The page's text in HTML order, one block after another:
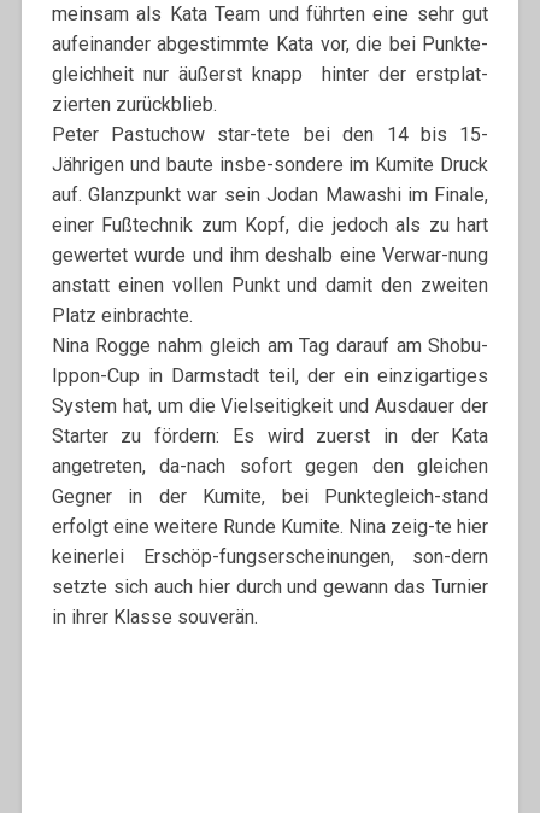
meinsam als Kata Team und führten eine sehr gut
aufeinander abgestimmte Kata vor, die bei Punkte-
gleichheit nur äußerst knapp hinter der erstplat-
zierten zurückblieb.
Peter Pastuchow star-tete bei den 14 bis 15-
Jährigen und baute insbe-sondere im Kumite Druck
auf. Glanzpunkt war sein Jodan Mawashi im Finale,
einer Fußtechnik zum Kopf, die jedoch als zu hart
gewertet wurde und ihm deshalb eine Verwar-nung
anstatt einen vollen Punkt und damit den zweiten
Platz einbrachte.
Nina Rogge nahm gleich am Tag darauf am Shobu-
Ippon-Cup in Darmstadt teil, der ein einzigartiges
System hat, um die Vielseitigkeit und Ausdauer der
Starter zu fördern: Es wird zuerst in der Kata
angetreten, da-nach sofort gegen den gleichen
Gegner in der Kumite, bei Punktegleich-stand
erfolgt eine weitere Runde Kumite. Nina zeig-te hier
keinerlei Erschöp-fungserscheinungen, son-dern
setzte sich auch hier durch und gewann das Turnier
in ihrer Klasse souverän.